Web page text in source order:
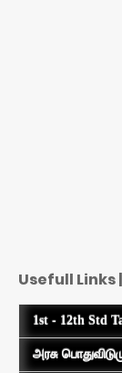
Usefull Links
1st - 12th Std
அரசு